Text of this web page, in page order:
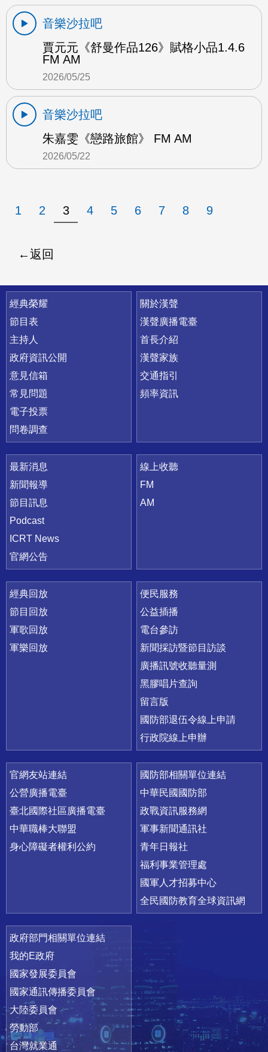
音樂沙拉吧
賈元元《舒曼作品126》賦格小品1.4.6
FM AM
2026/05/25
音樂沙拉吧
朱嘉雯《戀路旅館》 FM AM
2026/05/22
1 2 3 4 5 6 7 8 9
返回
快速連結
經典榮耀
節目表
主持人
政府資訊公開
意見信箱
常見問題
電子投票
問卷調查
關於漢聲
漢聲廣播電臺
首長介紹
漢聲家族
交通指引
頻率資訊
最新消息
新聞報導
節目訊息
Podcast
ICRT News
官網公告
線上收聽
FM
AM
經典回放
節目回放
軍歌回放
軍樂回放
便民服務
公益插播
電台參訪
新聞採訪暨節目訪談
廣播訊號收聽量測
黑膠唱片查詢
留言版
國防部退伍令線上申請
行政院線上申辦
官網友站連結
公營廣播電臺
臺北國際社區廣播電臺
中華職棒大聯盟
身心障礙者權利公約
國防部相關單位連結
中華民國國防部
政戰資訊服務網
軍事新聞通訊社
青年日報社
福利事業管理處
國軍人才招募中心
全民國防教育全球資訊網
政府部門相關單位連結
我的E政府
國家發展委員會
國家通訊傳播委員會
大陸委員會
勞動部
台灣就業通